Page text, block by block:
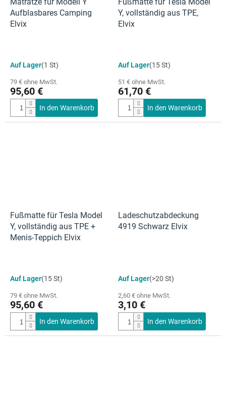
Aufblasbares Camping
Elvix
Auf Lager(1 St)
79 € ohne MwSt.
95,60 €
In den Warenkorb
Y, vollständig aus TPE,
Elvix
Auf Lager(15 St)
51 € ohne MwSt.
61,70 €
In den Warenkorb
Fußmatte für Tesla Model
Y, vollständig aus TPE +
Menis-Teppich Elvix
Auf Lager(15 St)
79 € ohne MwSt.
95,60 €
In den Warenkorb
Ladeschutzabdeckung
4919 Schwarz Elvix
Auf Lager(>20 St)
2,60 € ohne MwSt.
3,10 €
In den Warenkorb